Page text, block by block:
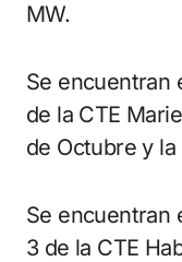
MW.
Se encuentran
de la CTE
de Octubre y la
Se encuentran
3 de la CTE